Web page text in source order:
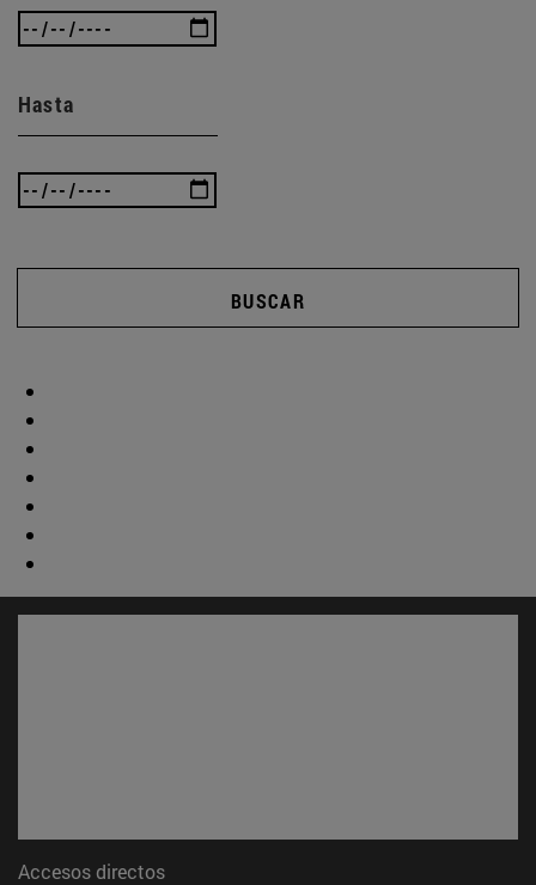
Hasta
BUSCAR
Accesos directos